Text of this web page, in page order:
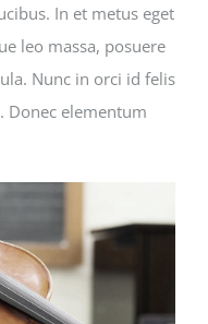
In et metus eget
leo massa, posuere
Nunc in orci id felis
Donec elementum